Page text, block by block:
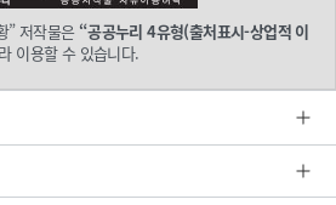
” 저작물은 “공공누리 4유형(출처표시-상업적 이
이용할 수 있습니다.